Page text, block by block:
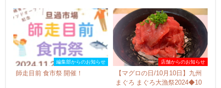
編集部からのお知らせ
師走目前 食市祭 開催！
店舗からのお知らせ
【マグロの日/10月10日】九州
まぐろ まぐろ大漁祭2024◆10